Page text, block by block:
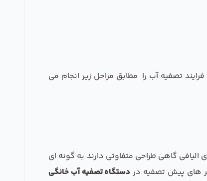
فرایند تصفیه آب را مطابق مراحل زیر انجام می
منافذی به قطر های 1 یا 5 میکرون می باشد. فیلترهای الیافی گاهی طراحی متفاوتی دارند به گونه ای
های پیش تصفیه در دستگاه تصفیه آب خانگی